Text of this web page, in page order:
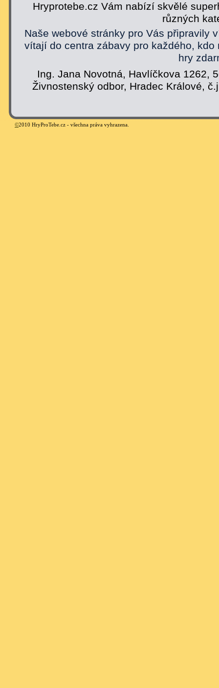
Hryprotebe.cz Vám nabízí skvělé
různých
Naše webové stránky pro Vás připravily
vítají do centra zábavy pro každého,
hry
Ing. Jana Novotná, Havlíčkova 1262,
Živnostenský odbor, Hradec Králové,
©2010 HryProTebe.cz - všechna práva vyhrazena.